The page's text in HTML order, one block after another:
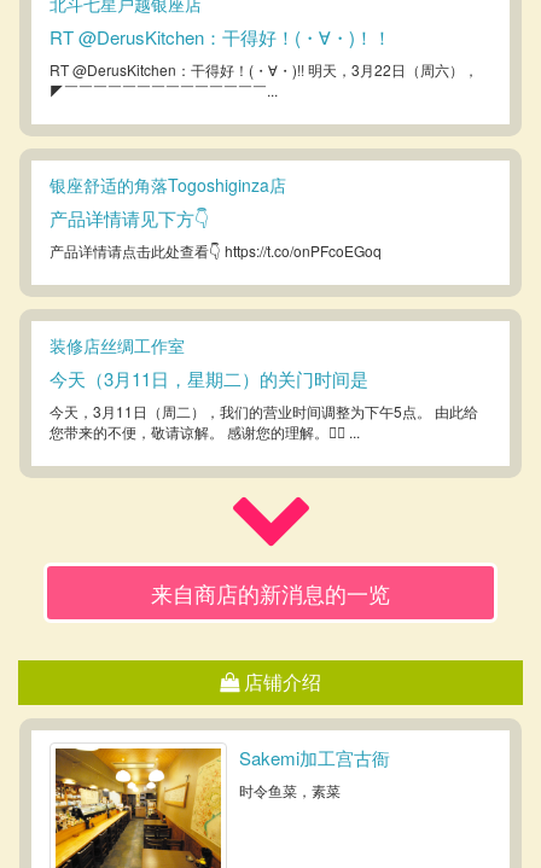
RT @DerusKitchen：干得好！(・∀・)！！
RT @DerusKitchen：干得好！(・∀・)!! 明天，3月22日（周六），
◤￣￣￣￣￣￣￣￣￣￣￣￣￣￣...
银座舒适的角落Togoshiginza店
产品详情请见下方👇
产品详情请点击此处查看👇 https://t.co/onPFcoEGoq
装修店丝绸工作室
今天（3月11日，星期二）的关门时间是
今天，3月11日（周二），我们的营业时间调整为下午5点。 由此给
您带来的不便，敬请谅解。 感谢您的理解。🙇‍♀️ ...
来自商店的新消息的一览
店铺介绍
Sakemi加工宫古衙
时令鱼菜，素菜